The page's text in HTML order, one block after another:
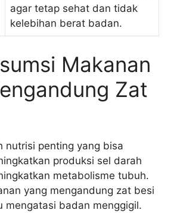
agar tetap sehat dan tidak
kelebihan berat badan.
Makanan
Zat
nutrisi penting yang bisa
produksi sel darah
metabolisme tubuh.
yang mengandung zat besi
mengatasi badan menggigil.